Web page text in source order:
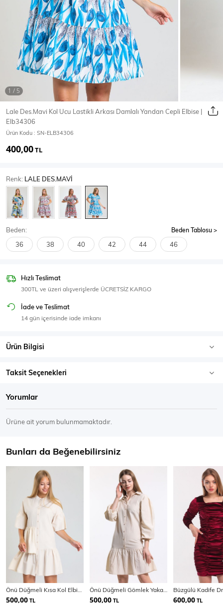
Ceket Mont & Kaban Yağmurluk
T-SHİRT & BLUZ
T-Shirt
BODY
Body Atlet
SPOR GİYİM
Eşofman Üstü Sweatshirt
Lale Des.Mavi Kol Ucu Lastikli Arkası Damlalı Yandan Cepli Elbise |
Elb34306
Ürün Kodu : SN-ELB34306
400,00TL
Renk: LALE DES.MAVİ
Beden: Beden Tablosu
36 38 40 42 44 46
Hızlı Teslimat
300TL ve üzeri alışverişlerde ÜCRETSİZ KARGO
İade ve Teslimat
14 gün içerisinde iade imkanı
Ürün Bilgisi
Taksit Seçenekleri
Yorumlar
Ürüne ait yorum bulunmamaktadır.
Bunları da Beğenebilirsiniz
500,00 TL 500,00 TL 600,00 TL